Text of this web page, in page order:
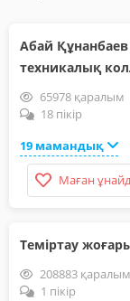
Абай
техникалық
65978 қаралым
18 пікір
19 мамандық
Маған
Теміртау
208883 қаралым
1 пікір